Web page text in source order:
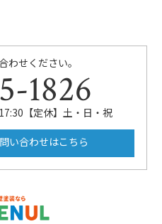
わせください。
1826
【定休】土・日・祝
い合わせはこちら